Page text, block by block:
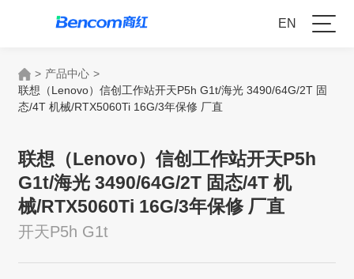
EN
> 产品中心 >
联想（Lenovo）信创工作站开天P5h G1t/海光 3490/64G/2T 固
态/4T 机械/RTX5060Ti 16G/3年保修 厂直
联想（Lenovo）信创工作站开天P5h
G1t/海光 3490/64G/2T 固态/4T 机
械/RTX5060Ti 16G/3年保修 厂直
开天P5h G1t